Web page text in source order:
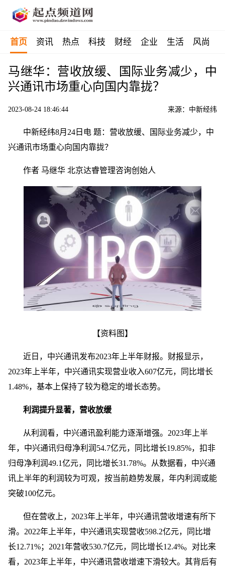
首页 资讯 热点 科技 财经 企业 生活 风尚
马继华：营收放缓、国际业务减少，中
兴通讯市场重心向国内靠拢？
2023-08-24 18:46:44 来源：中新经纬
中新经纬8月24日电 题：营收放缓、国际业务减少，中
兴通讯市场重心向国内靠拢？
作者 马继华 北京达睿管理咨询创始人
【资料图】
近日，中兴通讯发布2023年上半年财报。财报显示，
2023年上半年，中兴通讯实现营业收入607亿元，同比增长
1.48%，基本上保持了较为稳定的增长态势。
利润提升显著，营收放缓
从利润看，中兴通讯盈利能力逐渐增强。2023年上半
年，中兴通讯归母净利润54.7亿元，同比增长19.85%，扣非
归母净利润49.1亿元，同比增长31.78%。从数据看，中兴通
讯上半年的利润较为可观，按当前趋势发展，年内利润或能
突破100亿元。
但在营收上，2023年上半年，中兴通讯营收增速有所下
滑。2022年上半年，中兴通讯实现营收598.2亿元，同比增
长12.71%；2021年营收530.7亿元，同比增长12.4%。对比来
看，2023年上半年，中兴通讯营收增速下滑较大。其背后有